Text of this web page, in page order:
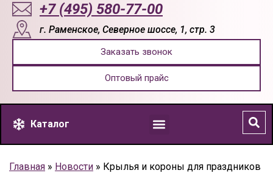
+7 (495) 580-77-00
г. Раменское, Северное шоссе, 1, стр. 3
Заказать звонок
Оптовый прайс
Каталог
Главная » Новости » Крылья и короны для праздников